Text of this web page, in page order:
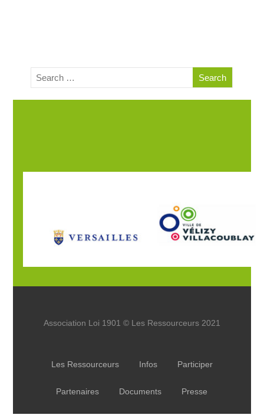
Association Loi 1901 © Les Ressourceurs 2021
Les Ressourceurs Infos Participer
Partenaires Documents Presse